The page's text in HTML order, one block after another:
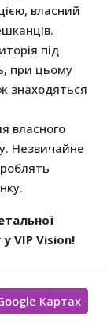
власний
під
при цьому
знаходяться
власного
Незвичайне
у VIP Vision!
Картах